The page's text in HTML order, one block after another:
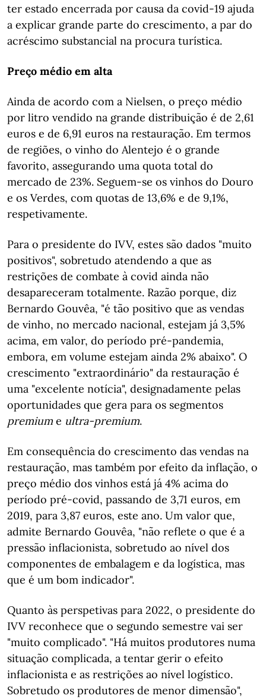
ter estado encerrada por causa da covid-19 ajuda
a explicar grande parte do crescimento, a par do
acréscimo substancial na procura turística.
Preço médio em alta
Ainda de acordo com a Nielsen, o preço médio
por litro vendido na grande distribuição é de 2,61
euros e de 6,91 euros na restauração. Em termos
de regiões, o vinho do Alentejo é o grande
favorito, assegurando uma quota total do
mercado de 23%. Seguem-se os vinhos do Douro
e os Verdes, com quotas de 13,6% e de 9,1%,
respetivamente.
Para o presidente do IVV, estes são dados "muito
positivos", sobretudo atendendo a que as
restrições de combate à covid ainda não
desapareceram totalmente. Razão porque, diz
Bernardo Gouvêa, "é tão positivo que as vendas
de vinho, no mercado nacional, estejam já 3,5%
acima, em valor, do período pré-pandemia,
embora, em volume estejam ainda 2% abaixo". O
crescimento "extraordinário" da restauração é
uma "excelente notícia", designadamente pelas
oportunidades que gera para os segmentos
premium e ultra-premium.
Em consequência do crescimento das vendas na
restauração, mas também por efeito da inflação, o
preço médio dos vinhos está já 4% acima do
período pré-covid, passando de 3,71 euros, em
2019, para 3,87 euros, este ano. Um valor que,
admite Bernardo Gouvêa, "não reflete o que é a
pressão inflacionista, sobretudo ao nível dos
componentes de embalagem e da logística, mas
que é um bom indicador".
Quanto às perspetivas para 2022, o presidente do
IVV reconhece que o segundo semestre vai ser
"muito complicado". "Há muitos produtores numa
situação complicada, a tentar gerir o efeito
inflacionista e as restrições ao nível logístico.
Sobretudo os produtores de menor dimensão",